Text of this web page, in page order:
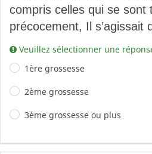
compris celles qui se sont
précocement, Il s’agissait
Veuillez sélectionner une
1ère grossesse
2ème grossesse
3ème grossesse ou plus